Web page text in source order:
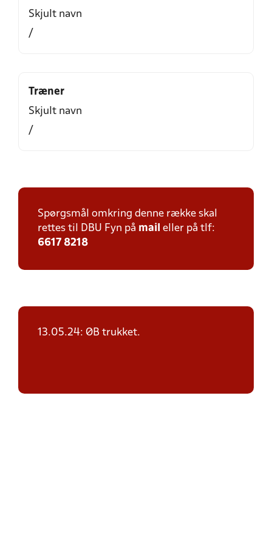
Skjult navn
/
Træner
Skjult navn
/
Spørgsmål omkring denne række skal
rettes til DBU Fyn på mail eller på tlf:
6617 8218
13.05.24: ØB trukket.